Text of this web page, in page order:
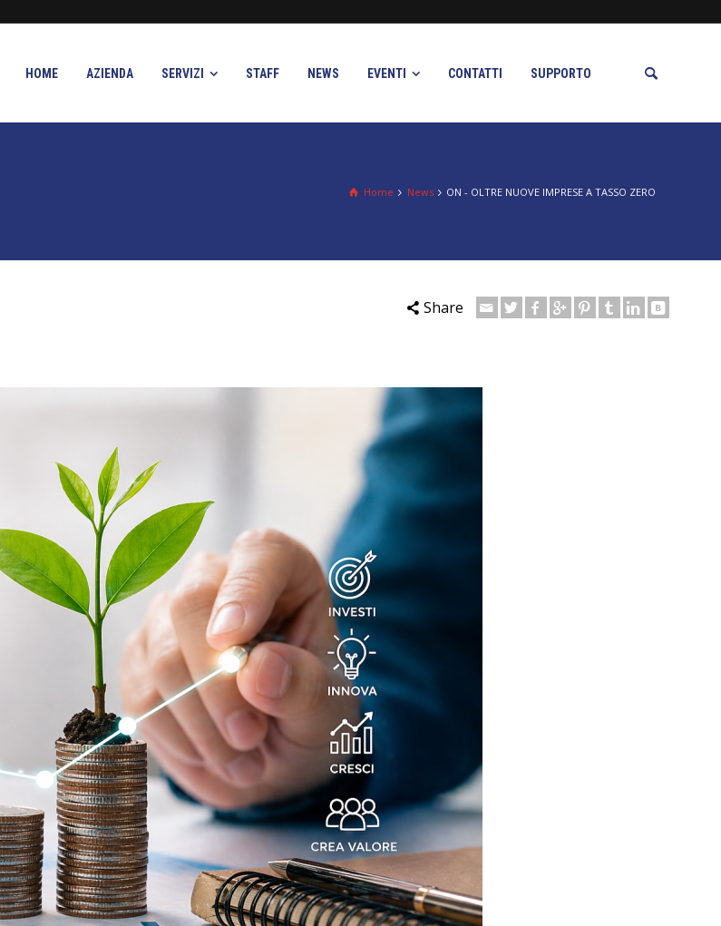
HOME AZIENDA SERVIZI STAFF NEWS EVENTI CONTATTI SUPPORTO
Home News ON - OLTRE NUOVE IMPRESE A TASSO ZERO
Share